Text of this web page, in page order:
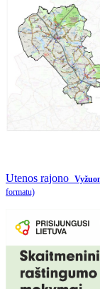
Utenos rajono
formatu)